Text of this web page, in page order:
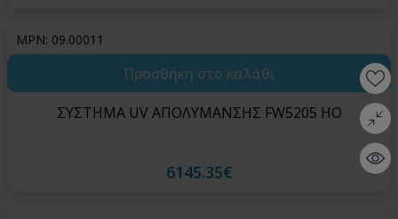
MPN: 09.00011
Quick
Προσθήκη στο καλάθι
ΣΥΣΤΗΜΑ UV ΑΠΟΛΥΜΑΝΣΗΣ FW5205 HO
6145.35€